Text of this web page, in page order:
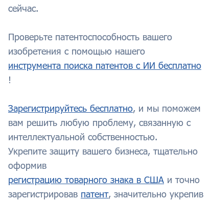
сейчас.
Проверьте патентоспособность вашего
изобретения с помощью нашего
инструмента поиска патентов с ИИ бесплатно
!
Зарегистрируйтесь бесплатно, и мы поможем
вам решить любую проблему, связанную с
интеллектуальной собственностью.
Укрепите защиту вашего бизнеса, тщательно
оформив
регистрацию товарного знака в США и точно
зарегистрировав патент, значительно укрепив